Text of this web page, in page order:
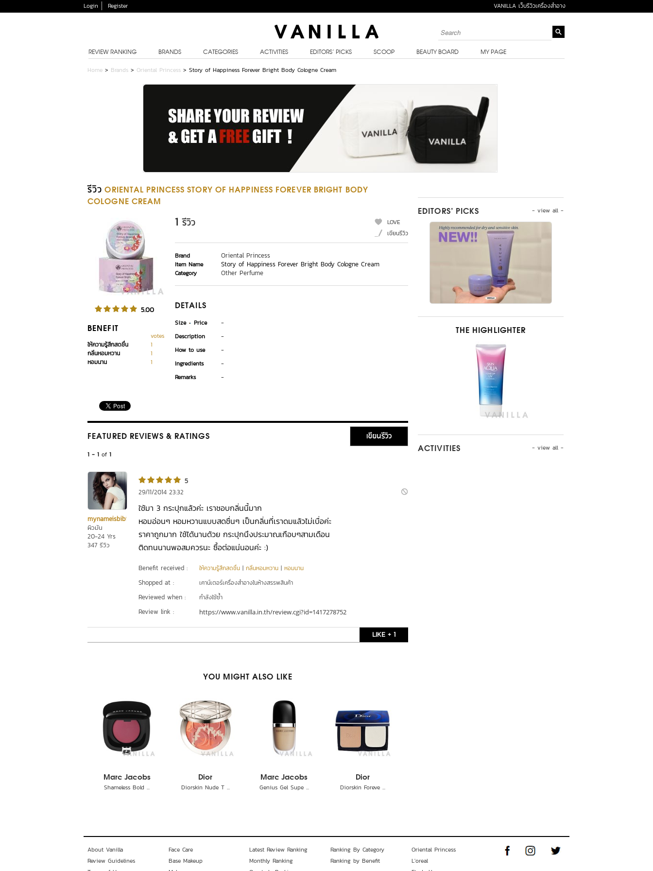
Login Register VANILLA เว็บรีวิวเครื่องสำอาง
REVIEW RANKING BRANDS CATEGORIES ACTIVITIES EDITORS’ PICKS SCOOP BEAUTY BOARD MY PAGE
Home > Brands > Oriental Princess > Story of Happiness Forever Bright Body Cologne Cream
รีวิว ORIENTAL PRINCESS STORY OF HAPPINESS FOREVER BRIGHT BODY
COLOGNE CREAM
5.00
BENEFIT
votes
ให้ความรู้สึกสดชื่น
1
กลิ่นหอมหวาน
1
หอมนาน
1
1 รีวิว
LOVE
เขียนรีวิว
Brand Oriental Princess
Item Name Story of Happiness Forever Bright Body Cologne Cream
Category Other Perfume
DETAILS
Size Price
-
Description
-
How to use
-
Ingredients
-
Remarks
-
FEATURED REVIEWS & RATINGS เขียนรีวิว
1 - 1 of 1
mynameisbibi
ผิวมัน
20-24 Yrs
347 รีวิว
5
29/11/2014 23:32
ใช้มา 3 กระปุกแล้วค่ะ เราชอบกลิ่นนี้มาก
หอมอ่อนๆ หอมหวานแบบสดชื่นๆ เป็นกลิ่นที่เราดมแล้วไม่เบื่อค่ะ
ราคาถูกมาก ใช้ได้นานด้วย กระปุกนึงประมาณเกือบๆสามเดือน
ติดทนนานพอสมควรนะ ซื้อต่อแน่นอนค่ะ :)
Benefit received : ให้ความรู้สึกสดชื่น | กลิ่นหอมหวาน | หอมนาน
Shopped at : เคาน์เตอร์เครื่องสำอางในห้างสรรพสินค้า
Reviewed when : กำลังใช้ซ้ำ
Review link : https://www.vanilla.in.th/review.cgi?id=1417278752
LIKE + 1
YOU MIGHT ALSO LIKE
Marc Jacobs
Shameless Bold ...
Dior
Diorskin Nude T ...
Marc Jacobs
Genius Gel Supe ...
Dior
Diorskin Foreve ...
- view all -
EDITORS’ PICKS
THE HIGHLIGHTER
- view all -
ACTIVITIES
About Vanilla
Review Guidelines
Face Care
Base Makeup
Latest Review Ranking
Monthly Ranking
Ranking By Category
Ranking by Benefit
Oriental Princess
L'oreal